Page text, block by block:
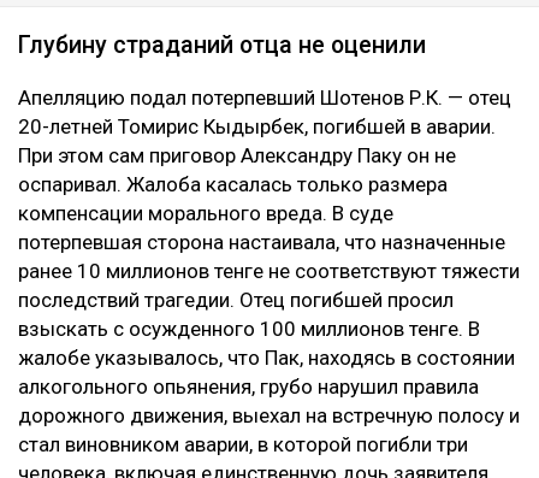
Глубину страданий отца не оценили
Апелляцию подал потерпевший Шотенов Р.К. — отец
20-летней Томирис Кыдырбек, погибшей в аварии.
При этом сам приговор Александру Паку он не
оспаривал. Жалоба касалась только размера
компенсации морального вреда. В суде
потерпевшая сторона настаивала, что назначенные
ранее 10 миллионов тенге не соответствуют тяжести
последствий трагедии. Отец погибшей просил
взыскать с осужденного 100 миллионов тенге. В
жалобе указывалось, что Пак, находясь в состоянии
алкогольного опьянения, грубо нарушил правила
дорожного движения, выехал на встречную полосу и
стал виновником аварии, в которой погибли три
человека, включая единственную дочь заявителя.